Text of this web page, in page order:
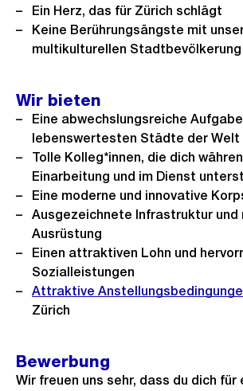
Ein Herz, das für Zürich schlägt
Keine Berührungsängste mit
multikulturellen Stadtbevölkerung
Wir bieten
Eine abwechslungsreiche
lebenswertesten Städte der Welt
Tolle Kolleg*innen, die dich
Einarbeitung und im Dienst
Eine moderne und innovative
Ausgezeichnete Infrastruktur und
Ausrüstung
Einen attraktiven Lohn und
Sozialleistungen
Attraktive
Zürich
Bewerbung
Wir freuen uns sehr, dass du dich für